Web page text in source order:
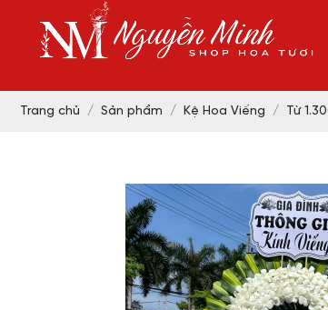
Trang chủ Sản phẩm Kệ Hoa Viếng Từ